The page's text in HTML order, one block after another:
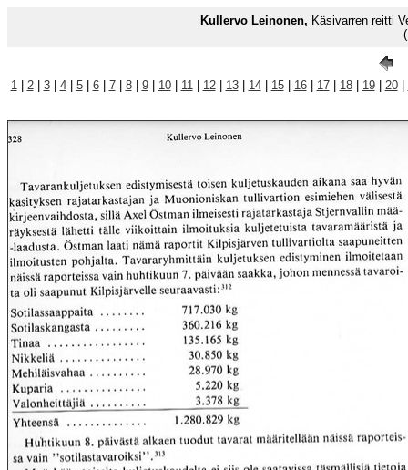
Kullervo Leinonen, Käsivarren reitti
1| 2| 3| 4| 5| 6| 7| 8| 9| 10| 11| 12| 13| 14| 15| 16| 17| 18| 19| 20|